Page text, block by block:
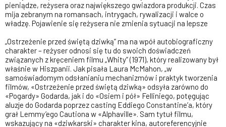
pieniądze, reżysera oraz największego gwiazdora produkcji. Czas
mija zebranym na romansach, intrygach, rywalizacji i walce o
władzę. Pojawienie się reżysera nie zmienia sytuacji na lepsze
„Ostrzeżenie przed świętą dziwką” ma na wpół autobiograficzny
charakter – reżyser odnosi się tu do swoich doświadczeń
związanych z kręceniem filmu „Whity” (1971), który realizowany był
właśnie w Hiszpanii. Jak pisała Laura McMahon, „w
samoświadomym odsłanianiu mechanizmów i praktyk tworzenia
filmów, «Ostrzeżenie przed świętą dziwką» odsyła zarówno do
«Pogardy» Godarda, jak i do «Osiem i pół» Felliniego, potęgując
aluzje do Godarda poprzez casting Eddiego Constantine’a, który
grał Lemmy’ego Cautiona w «Alphaville». Sam tytuł filmu,
wskazujący na «dziwkarski» charakter kina, autoreferencyjnie